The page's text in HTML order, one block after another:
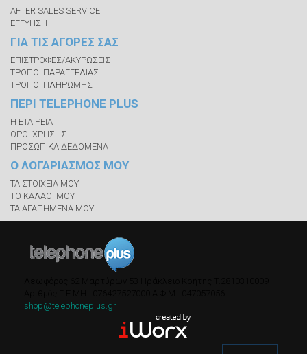
AFTER SALES SERVICE
ΕΓΓΥΗΣΗ
ΓΙΑ ΤΙΣ ΑΓΟΡΕΣ ΣΑΣ
ΕΠΙΣΤΡΟΦΕΣ/ΑΚΥΡΩΣΕΙΣ
ΤΡΟΠΟΙ ΠΑΡΑΓΓΕΛΙΑΣ
ΤΡΟΠΟΙ ΠΛΗΡΩΜΗΣ
ΠΕΡΙ TELEPHONE PLUS
Η ΕΤΑΙΡΕΙΑ
ΟΡΟΙ ΧΡΗΣΗΣ
ΠΡΟΣΩΠΙΚΑ ΔΕΔΟΜΕΝΑ
Ο ΛΟΓΑΡΙΑΣΜΟΣ ΜΟΥ
ΤΑ ΣΤΟΙΧΕΙΑ ΜΟΥ
ΤΟ ΚΑΛΑΘΙ ΜΟΥ
ΤΑ ΑΓΑΠΗΜΕΝΑ ΜΟΥ
shop@telephoneplus.gr